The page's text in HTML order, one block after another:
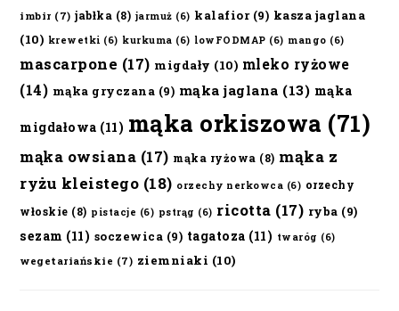
imbir (7) jabłka (8) jarmuż (6) kalafior(9) kasza jaglana
(10) krewetki (6) kurkuma (6) lowFODMAP (6) mango (6)
mascarpone (17) migdały (10) mleko ryżowe
(14) mąka gryczana (9) mąka jaglana (13) mąka
migdałowa (11) mąka orkiszowa (71)
mąka owsiana (17) mąka ryżowa (8) mąka z
ryżu kleistego (18) orzechy nerkowca (6) orzechy
włoskie (8) pistacje (6) pstrąg (6) ricotta (17) ryba (9)
sezam (11) soczewica (9) tagatoza (11) twaróg (6)
wegetariańskie (7) ziemniaki (10)